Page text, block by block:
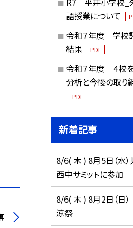
語授業について
令和７年度 学校
結果
PDF
令和７年度 ４校
分析と今後の取り
PDF
新着記事
8/6( 木 ) 8月5日（水
西中サミットに参加
8/6( 木 ) 8月2日（日
涼祭